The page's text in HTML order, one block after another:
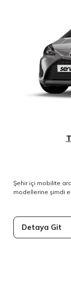
Şehir içi mobilite
modellerine şimdi
Detaya Git